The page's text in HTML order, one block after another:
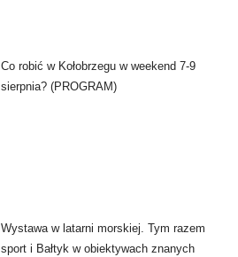
Co robić w Kołobrzegu w weekend 7-9
sierpnia? (PROGRAM)
Wystawa w latarni morskiej. Tym razem
sport i Bałtyk w obiektywach znanych